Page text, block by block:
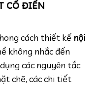
CỔ ĐIỂN
cách thiết kế nội
không nhắc đến
các nguyên tắc
chẽ, các chi tiết